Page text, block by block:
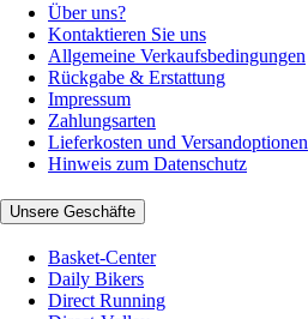
Über uns?
Kontaktieren Sie uns
Allgemeine Verkaufsbedingungen
Rückgabe & Erstattung
Impressum
Zahlungsarten
Lieferkosten und Versandoptionen
Hinweis zum Datenschutz
Unsere Geschäfte
Basket-Center
Daily Bikers
Direct Running